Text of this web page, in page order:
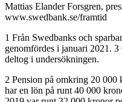
Mattias Elander Forsgren,
www.swedbank.se/framtid
1 Från Swedbanks och
genomfördes i januari 2021.
deltog i undersökningen.
2 Pension på omkring 20 000
har en lön på runt 40 000